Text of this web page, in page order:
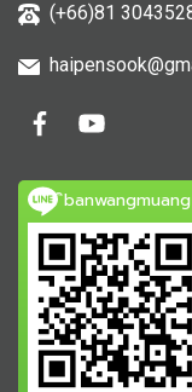
(+66)81
ิbanwangmuang